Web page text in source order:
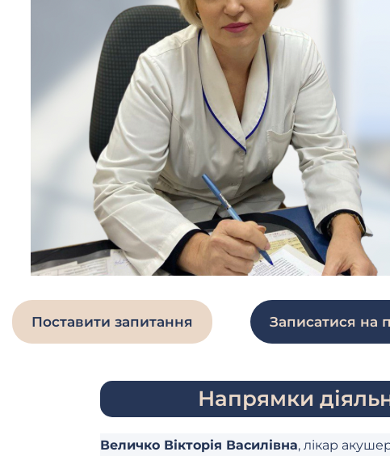
Поставити запитання Записатися на
Напрямки
Величко Вікторія Василівна, лікар